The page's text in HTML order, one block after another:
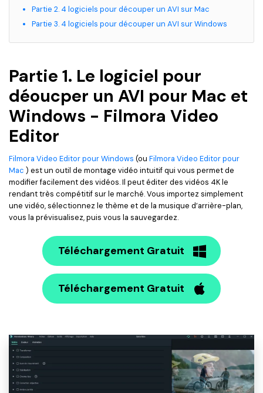
Partie 2. 4 logiciels pour découper un AVI sur Mac
Partie 3. 4 logiciels pour découper un AVI sur Windows
Partie 1. Le logiciel pour
déoucper un AVI pour Mac et
Windows - Filmora Video
Editor
Filmora Video Editor pour Windows (ou Filmora Video Editor pour
Mac ) est un outil de montage vidéo intuitif qui vous permet de
modifier facilement des vidéos. Il peut éditer des vidéos 4K le
rendant très compétitif sur le marché. Vous importez simplement
une vidéo, sélectionnez le thème et de la musique d’arrière-plan,
vous la prévisualisez, puis vous la sauvegardez.
Téléchargement Gratuit
Téléchargement Gratuit